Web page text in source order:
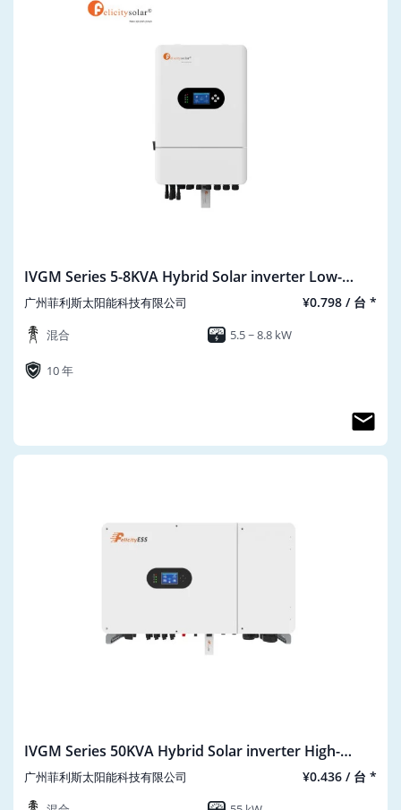
IVGM Series 5-8KVA Hybrid Solar inverter Low-
voltage Single Phase IVGM5-8KLP1G1
广州菲利斯太阳能科技有限公司 ¥0.798 / 台 *
混合 5.5 ~ 8.8 kW
10 年
IVGM Series 50KVA Hybrid Solar inverter High-
voltage Three Phase IGM50KHP3G1
广州菲利斯太阳能科技有限公司 ¥0.436 / 台 *